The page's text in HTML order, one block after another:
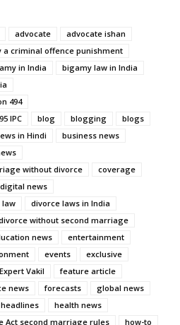
advocate
advocate ishan
a criminal offence punishment
in India
bigamy law in India
494
IPC
blog blogging
blogs
in Hindi
business news
without divorce
coverage
digital news
law
divorce laws in India
without second marriage
news
entertainment
events
exclusive
Expert Vakil
feature article
news forecasts
global news
headlines
health news
Act second marriage rules how-to